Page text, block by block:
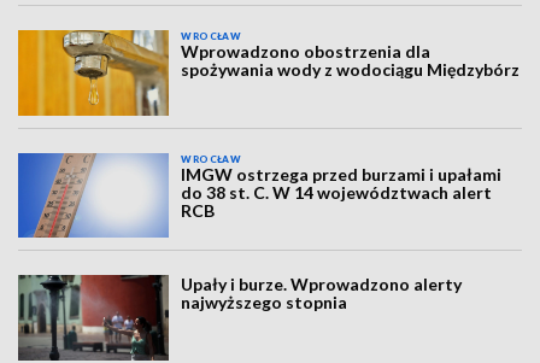
WROCŁAW
Wprowadzono obostrzenia dla
spożywania wody z wodociągu Międzybórz
WROCŁAW
IMGW ostrzega przed burzami i upałami
do 38 st. C. W 14 województwach alert
RCB
Upały i burze. Wprowadzono alerty
najwyższego stopnia